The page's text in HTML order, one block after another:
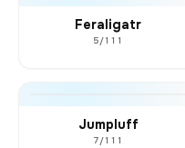
Feraligatr
5/111
Jumpluff
7/111